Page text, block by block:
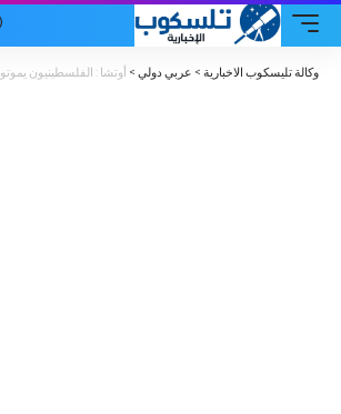
وكالة تليسكوب الاخبارية > عربي دولي > أوتشا : الفلسطينيون